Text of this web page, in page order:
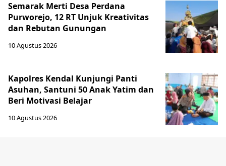
Semarak Merti Desa Perdana
Purworejo, 12 RT Unjuk Kreativitas
dan Rebutan Gunungan
10 Agustus 2026
Kapolres Kendal Kunjungi Panti
Asuhan, Santuni 50 Anak Yatim dan
Beri Motivasi Belajar
10 Agustus 2026